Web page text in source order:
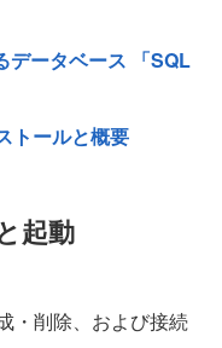
データベース 「SQL
トールと概要
起動
・削除、および接続